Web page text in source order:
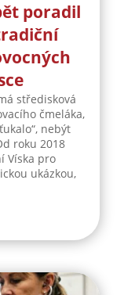
poradil
středisková
čmeláka,
nebýt
roku 2018
Víska pro
ukázkou,